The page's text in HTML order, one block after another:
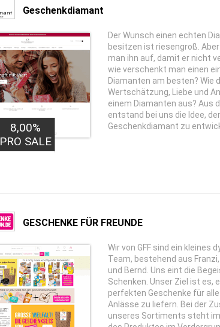
Geschenkdiamant
8,00%
PRO SALE
Der Wunsch einen echten
besitzen ist riesengroß.
man ihn auf, damit er nicht
wie verschenkt man einen
Diamanten am besten? Wie
Wertschätzung, Liebe und
einem Diamanten aus? Aus
entstand bei uns die Idee,
Geschenkdiamant zu
GESCHENKE FÜR FREUNDE
Wir von GFF sind ein kleines
Team, bestehend aus
und Bernd. Uns eint die
Schenken. Unser Ziel ist es,
perfekten Geschenke für
Anlässe zu liefern. Bei der
unseres Sortiments steht